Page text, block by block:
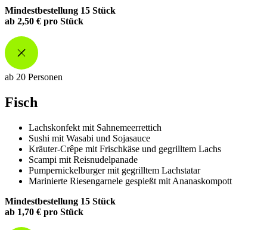
Mindestbestellung 15 Stück
ab 2,50 € pro Stück
ab 20 Personen
Fisch
Lachskonfekt mit Sahnemeerrettich
Sushi mit Wasabi und Sojasauce
Kräuter-Crêpe mit Frischkäse und gegrilltem Lachs
Scampi mit Reisnudelpanade
Pumpernickelburger mit gegrilltem Lachstatar
Marinierte Riesengarnele gespießt mit Ananaskompott
Mindestbestellung 15 Stück
ab 1,70 € pro Stück